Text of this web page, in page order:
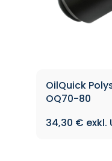
OilQuick
OQ70-80
34,30 €